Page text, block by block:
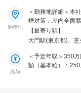
◎年休125日／フル
◎バイオ医薬品や再
■当社事業について
製造のあらゆる困
◎医薬品製造施設
■業務概要：
当社の市場営業部
プラットフォーム
既存顧客を定期的
再購入の促進を図
※将来的に海外出張
勤務地
＜勤務地詳細＞本
煙対策：屋内全面
【最寄り駅】
大門駅(東京都)、
給与
＜予定年収＞350
額（基本給）：